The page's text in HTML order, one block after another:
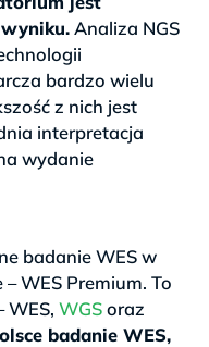
Analiza NGS
bardzo wielu
z nich jest
interpretacja
wydanie
badanie WES w
WES Premium. To
WES, WGSoraz
badanie WES,